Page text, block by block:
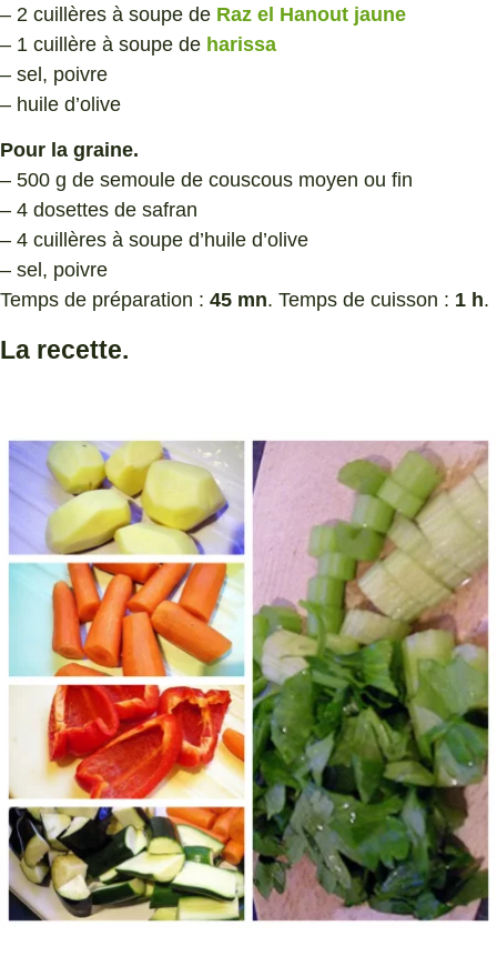
– 2 cuillères à soupe de Raz el Hanout jaune
– 1 cuillère à soupe de harissa
– sel, poivre
– huile d’olive
Pour la graine.
– 500 g de semoule de couscous moyen ou fin
– 4 dosettes de safran
– 4 cuillères à soupe d’huile d’olive
– sel, poivre
Temps de préparation : 45 mn. Temps de cuisson : 1 h.
La recette.